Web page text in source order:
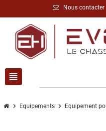
Nous contacter
view_headline
chevron_right Equipements chevron_right Equipement